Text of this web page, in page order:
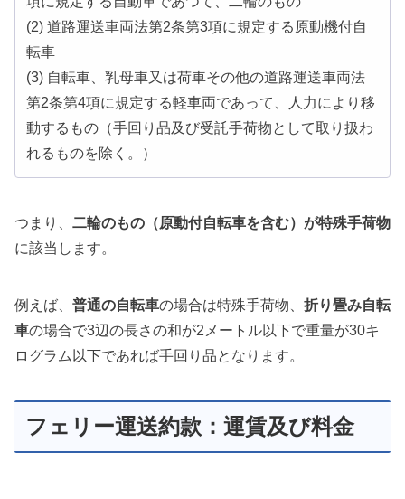
(2) 道路運送車両法第2条第3項に規定する原動機付自
転車
(3) 自転車、乳母車又は荷車その他の道路運送車両法
第2条第4項に規定する軽車両であって、人力により移
動するもの（手回り品及び受託手荷物として取り扱わ
れるものを除く。）
つまり、 二輪のもの（原動付自転車を含む）が特殊手荷物
に該当します。
例えば、 普通の自転車の場合は特殊手荷物、 折り畳み自転
車の場合で3辺の長さの和が2メートル以下で重量が30キ
ログラム以下であれば手回り品となります。
フェリー運送約款：運賃及び料金